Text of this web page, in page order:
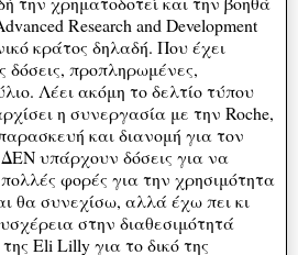
Research and Development
κράτος δηλαδή. Που έχει
δόσεις, προπληρωμένες,
Λέει ακόμη το δελτίο τύπου
η συνεργασία με την Roche,
και διανομή για τον
υπάρχουν δόσεις για να
φορές για την χρησιμότητα
θα συνεχίσω, αλλά έχω πει κι
στην διαθεσιμότητά
Eli Lilly για το δικό της